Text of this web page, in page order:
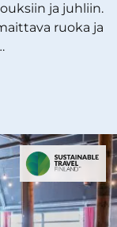
ja juhliin.
ruoka ja